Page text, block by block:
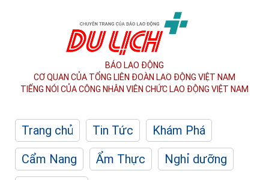
BÁO LAO ĐỘNG
CƠ QUAN CỦA TỔNG LIÊN ĐOÀN LAO ĐỘNG VIỆT NAM
TIẾNG NÓI CỦA CÔNG NHÂN VIÊN CHỨC LAO ĐỘNG VIỆT NAM
Trang chủ Tin Tức
Khám Phá
Cẩm Nang
Ẩm Thực
Nghỉ dưỡng